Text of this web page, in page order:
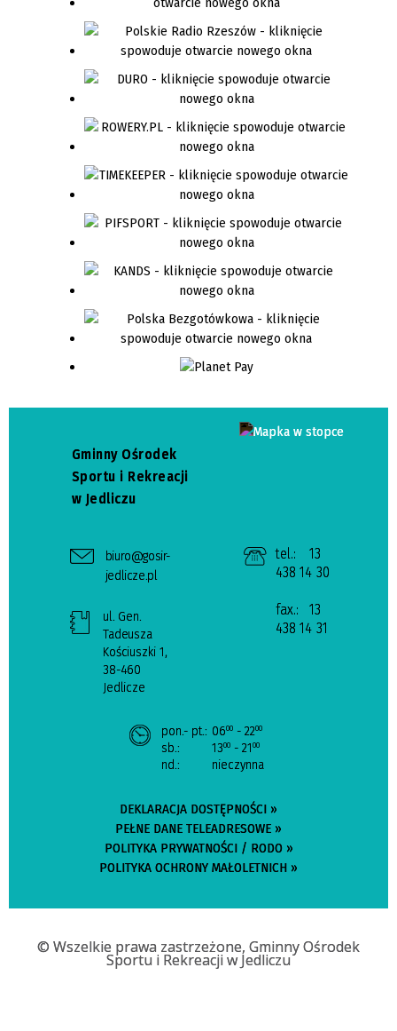
Gminny Ośrodek
Sportu i Rekreacji
w Jedliczu
biuro@gosir-
jedlicze.pl
ul. Gen.
Tadeusza
Kościuszki 1,
38-460
Jedlicze
tel.:
13
438 14 30
fax.:
13
438 14 31
pon.- pt.: 0600 - 2200
sb.: 1300 - 21 00
nd.: nieczynna
DEKLARACJA DOSTĘPNOŚCI »
PEŁNE DANE TELEADRESOWE »
POLITYKA PRYWATNOŚCI / RODO »
POLITYKA OCHRONY MAŁOLETNICH »
© Wszelkie prawa zastrzeżone, Gminny Ośrodek
Sportu i Rekreacji w Jedliczu